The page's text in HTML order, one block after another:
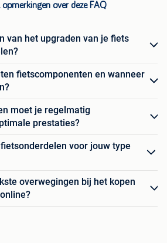
opmerkingen over deze FAQ
van het upgraden van je fiets
fietscomponenten en wanneer
moet je regelmatig
prestaties?
voor jouw type
overwegingen bij het kopen